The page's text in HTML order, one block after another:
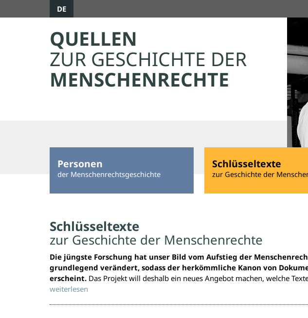
DE
QUELLEN
ZUR GESCHICHTE DER
MENSCHENRECHTE
Personen
der Menschenrechtsgeschichte
Schlüsseltexte
zur Geschichte der
Schlüsseltexte
zur Geschichte der Menschenrechte
Die jüngste Forschung hat unser Bild vom Aufstieg der
grundlegend verändert, sodass der herkömmliche Kanon von
erscheint. Das Projekt will deshalb ein neues Angebot machen, welche
weiterlesen